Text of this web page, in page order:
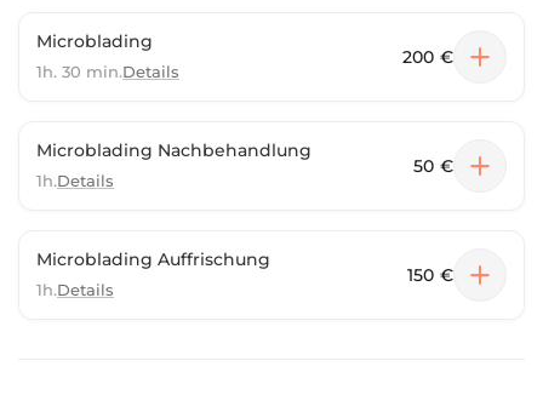
Microblading
1h. 30 min.Details
200 €
Microblading Nachbehandlung
1h.Details
50 €
Microblading Auffrischung
1h.Details
150 €